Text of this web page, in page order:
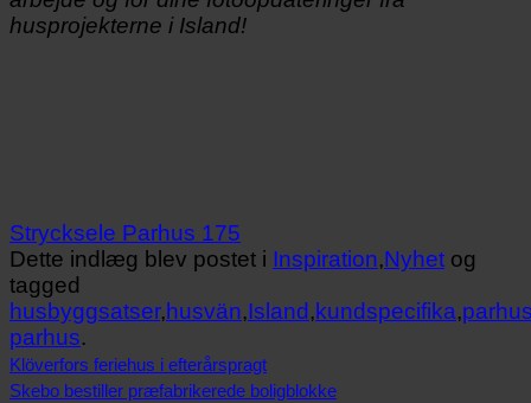
husprojekterne i Island!
Strycksele Parhus 175
Dette indlæg blev postet i Inspiration,Nyhet og
tagged
husbyggsatser,husvän,Island ,kundspecifika,
parhus.
Klöverfors feriehus i efterårspragt
Skebo bestiller præfabrikerede boligblokke